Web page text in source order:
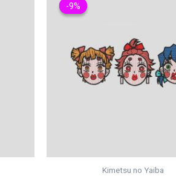
-9%
-9%
Kimetsu no Yaiba